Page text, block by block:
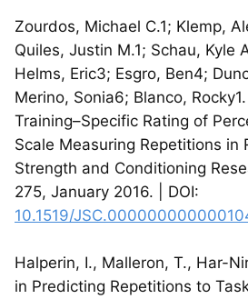
Zourdos, Michael C.1; Klemp,
Quiles, Justin M.1; Schau, Kyle
Helms, Eric3; Esgro, Ben4;
Merino, Sonia6; Blanco,
Training–Specific Rating of
Scale Measuring Repetitions in
Strength and Conditioning
275, January 2016. | DOI:
10.1519/
Halperin, I., Malleron, T., Har-
in Predicting Repetitions to